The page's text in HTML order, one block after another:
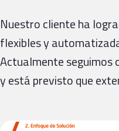
Nuestro cliente ha
flexibles y
Actualmente seguimos
y está previsto que